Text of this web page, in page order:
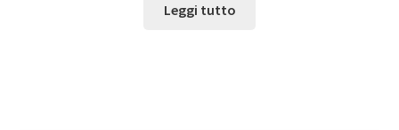
Leggi tutto